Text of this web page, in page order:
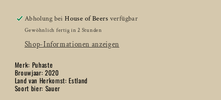
Deep
Bourbon
(Silver
2020
Sour
-
Deep
Bourbon
(Silver
Sour
Abholung beiHouse of Beers verfügbar
Gewöhnlich fertig in 2 Stunden
Shop-Informationen anzeigen
Merk: Puhaste
Brouwjaar: 2020
Land van Herkomst: Estland
Soort bier: Sauer